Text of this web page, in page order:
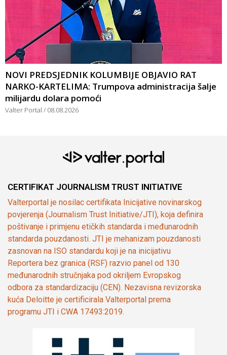
NOVI PREDSJEDNIK KOLUMBIJE OBJAVIO RAT
NARKO-KARTELIMA: Trumpova administracija šalje
milijardu dolara pomoći
Valter Portal 08.08.2026
CERTIFIKAT JOURNALISM TRUST INITIATIVE
Valterportal je nosilac certifikata Inicijative novinarskog
povjerenja (Journalism Trust Initiative/JTI), koja definira
poštivanje i primjenu etičkih standarda i međunarodnih
standarda pouzdanosti. JTI je mehanizam pouzdanosti
zasnovan na ISO standardu koji je na inicijativu
Reportera bez granica (RSF) razvio panel od 130
međunarodnih stručnjaka pod okriljem Evropskog
odbora za standardizaciju (CEN). Nezavisna revizorska
kuća Deloitte je certificirala Valterportal prema
programu JTI i CWA 17493:2019.